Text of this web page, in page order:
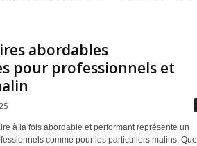
abordables
pour professionnels et
à la fois abordable et performant représente un
comme pour les particuliers malins. Que